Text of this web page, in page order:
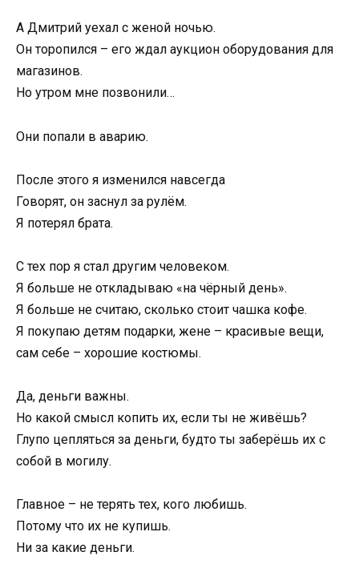
А Дмитрий уехал с женой ночью.
Он торопился – его ждал аукцион оборудования для
магазинов.
Но утром мне позвонили…
Они попали в аварию.
После этого я изменился навсегда
Говорят, он заснул за рулём.
Я потерял брата.
С тех пор я стал другим человеком.
Я больше не откладываю «на чёрный день».
Я больше не считаю, сколько стоит чашка кофе.
Я покупаю детям подарки, жене – красивые вещи,
сам себе – хорошие костюмы.
Да, деньги важны.
Но какой смысл копить их, если ты не живёшь?
Глупо цепляться за деньги, будто ты заберёшь их с
собой в могилу.
Главное – не терять тех, кого любишь.
Потому что их не купишь.
Ни за какие деньги.